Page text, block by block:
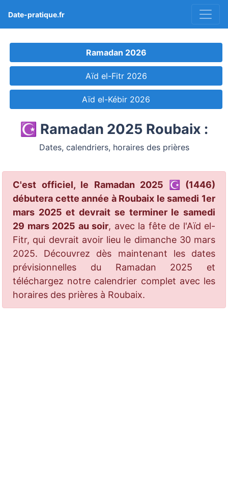
Date-pratique.fr
Ramadan 2026
Aïd el-Fitr 2026
Aïd el-Kébir 2026
☪️ Ramadan 2025 Roubaix :
Dates, calendriers, horaires des prières
C'est officiel, le Ramadan 2025 ☪️ (1446)
débutera cette année à Roubaix le samedi 1er
mars 2025 et devrait se terminer le samedi
29 mars 2025 au soir, avec la fête de l'Aïd el-
Fitr, qui devrait avoir lieu le dimanche 30 mars
2025. Découvrez dès maintenant les dates
prévisionnelles du Ramadan 2025 et
téléchargez notre calendrier complet avec les
horaires des prières à Roubaix.